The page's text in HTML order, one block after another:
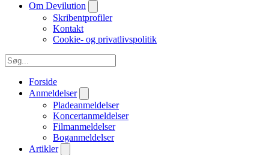
Om Devilution
Skribentprofiler
Kontakt
Cookie- og privatlivspolitik
Forside
Anmeldelser
Pladeanmeldelser
Koncertanmeldelser
Filmanmeldelser
Boganmeldelser
Artikler